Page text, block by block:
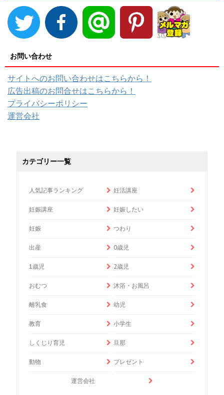
お問い合わせ
サイトへのお問い合わせはこちらから！
広告出稿のお問合せはこちらから！
プライバシーポリシー
運営会社
カテゴリー一覧
人気記事ランキング 妊活講座
妊娠講座 妊娠したい
妊娠 つわり
出産 0歳児
1歳児 2歳児
おむつ 沐浴・お風呂
離乳食 幼児
教育 小学生
しくじり育児 旦那
動物 プレゼント
運営会社